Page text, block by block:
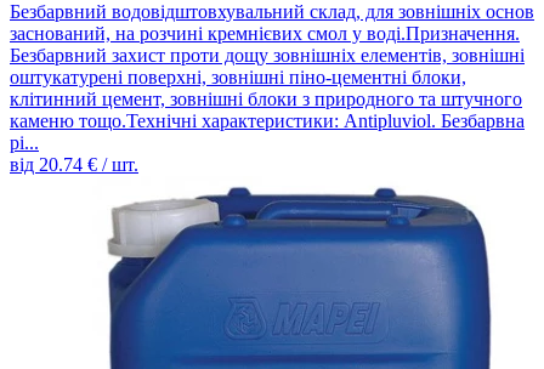
Безбарвний водовідштовхувальний склад, для зовнішніх основ
заснований, на розчині кремнієвих смол у воді.Призначення.
Безбарвний захист проти дощу зовнішніх елементів, зовнішні
оштукатурені поверхні, зовнішні піно-цементні блоки,
клітинний цемент, зовнішні блоки з природного та штучного
каменю тощо.Технічні характеристики: Antipluviol. Безбарвна
рі...
від 20.74 € / шт.